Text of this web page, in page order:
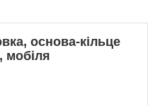
основа-кільце
мобіля